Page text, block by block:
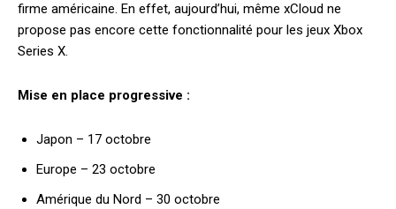
firme américaine. En effet, aujourd’hui, même xCloud ne
propose pas encore cette fonctionnalité pour les jeux Xbox
Series X.
Mise en place progressive :
Japon – 17 octobre
Europe – 23 octobre
Amérique du Nord – 30 octobre